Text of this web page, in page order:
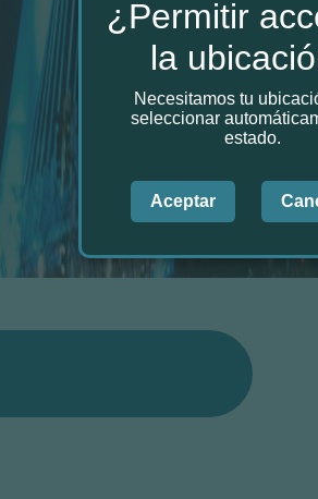
¿Permitir
la
Necesitamos tu
seleccionar
estado.
Aceptar